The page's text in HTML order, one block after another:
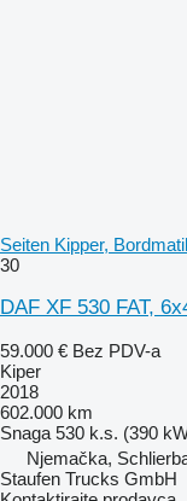
Seiten Kipper,
30
DAF XF 530 FAT,
59.000 € Bez PDV-a
Kiper
2018
602.000 km
Snaga 530 k.s. (390
Njemačka,
Staufen Trucks GmbH